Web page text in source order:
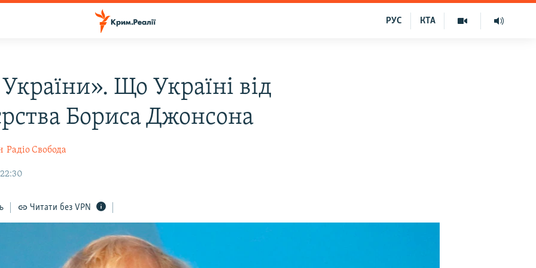
КТА
РУС
Що Україні від
Бориса Джонсона
Радіо Свобода
Читати без VPN